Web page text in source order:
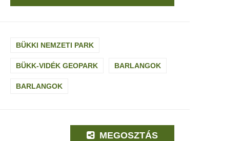
BÜKKI NEMZETI PARK
BÜKK-VIDÉK GEOPARK BARLANGOK
BARLANGOK
MEGOSZTÁS